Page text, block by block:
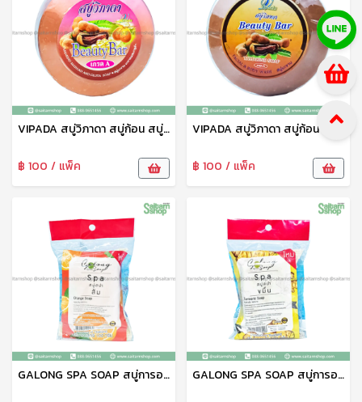
VIPADA สบู่วิภาดา สบู่ก้อน สบู่อาบน้ำ สบู่สมุนไพร สูตรมะขาม มะหาดผสมกลูต้า 130 กรัม วิภาดา
฿ 100 / แพ็ค
VIPADA สบู่วิภาดา สบู่ก้อน สบู่อาบน้ำ สบู่สมุนไพร สูตรมะขาม 130 กรัม วิภาดา
฿ 100 / แพ็ค
GALONG SPA SOAP สบู่การอง สบู่ตาข่าย สบู่สปาส้ม สบู่ขัดผิวขาว 100 กรัม กาลอง GALONG SPA SOAP สบู่การอง สบู่ตาข่าย สบู่สปาขมิ้น สบู่ขัดผิวขาว 100 กรัม กาลอง